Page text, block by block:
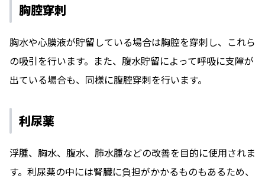
胸腔穿刺
胸水や心膜液が貯留している場合は胸腔を穿刺し、これら
の吸引を行います。また、腹水貯留によって呼吸に支障が
出ている場合も、同様に腹腔穿刺を行います。
利尿薬
浮腫、胸水、腹水、肺水腫などの改善を目的に使用されま
す。利尿薬の中には腎臓に負担がかかるものもあるため、